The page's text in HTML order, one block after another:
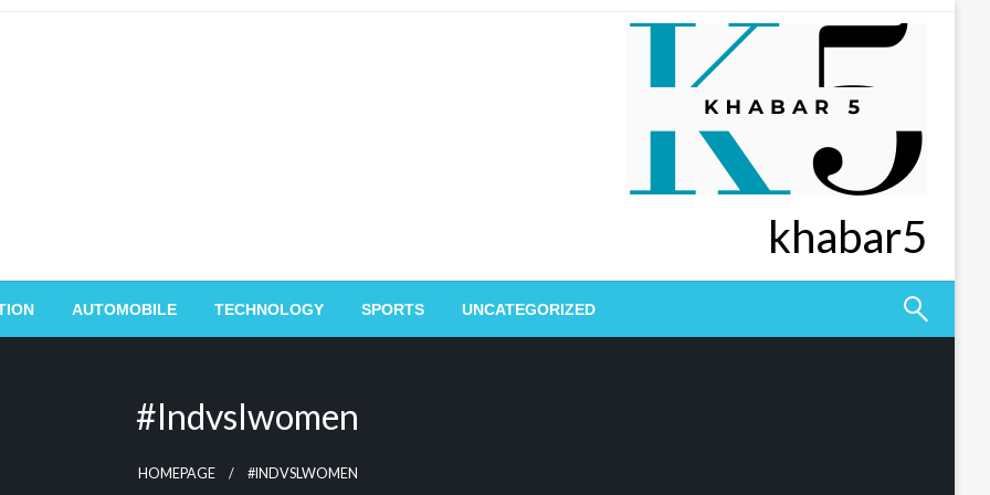
khabar5
AUTOMOBILE TECHNOLOGY SPORTS UNCATEGORIZED
#indvslwomen
HOMEPAGE #INDVSLWOMEN